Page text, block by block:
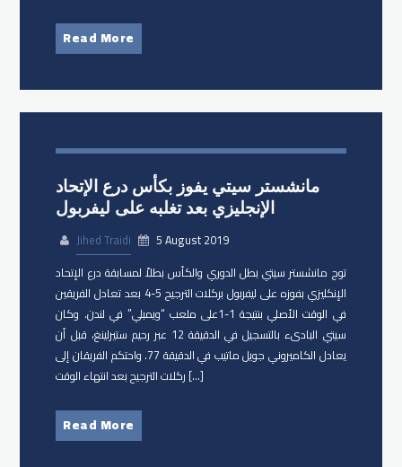
Read More
مانشستر سيتي يفوز بكأس درع الإتحاد
الإنجليزي بعد تغلبه على ليفربول
Jihed Traidi
5 August 2019
توج مانشستر سيتي بطل الدوري والكأس بطلاً لمسابقة درع الإتحاد
الإنكليزي بفوزه على ليفربول بركلات الترجيح 5-4 بعد تعادل الفريقين
في الوقت الأصلي بنتيجة 1-1على ملعب “ويمبلي” في لندن. وكان
سيتي البادىء بالتسجيل في الدقيقة 12 عبر رحيم ستيرلينغ، قبل أن
يعادل الكاميروني جويل ماتيب في الدقيقة 77. واحتكم الفريقان إلى
ركلات الترجيح بعد انتهاء الوقت […]
Read More